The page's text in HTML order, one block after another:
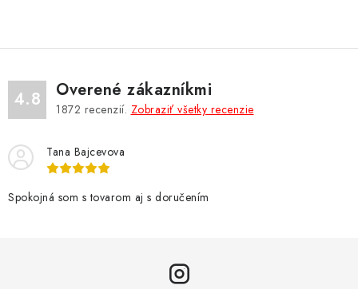
4.8 Overené zákazníkmi
1872 recenzií. Zobraziť všetky recenzie
Tana Bajcevova
Spokojná som s tovarom aj s doručením